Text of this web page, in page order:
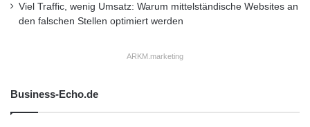
Viel Traffic, wenig Umsatz: Warum mittelständische Websites an
den falschen Stellen optimiert werden
ARKM.marketing
Business-Echo.de